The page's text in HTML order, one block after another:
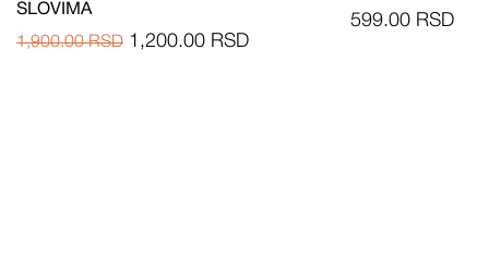
SLOVIMA
1,900.00RSD 1,200.00 RSD
599.00 RSD